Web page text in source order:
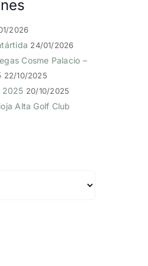
2026
24/01/2026
Cosme Palacio –
22/10/2025
2025 20/10/2025
Alta Golf Club